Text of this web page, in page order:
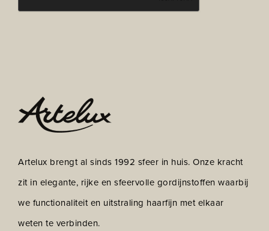
Artelux brengt al sinds 1992 sfeer in huis. Onze kracht
zit in elegante, rijke en sfeervolle gordijnstoffen waarbij
we functionaliteit en uitstraling haarfijn met elkaar
weten te verbinden.